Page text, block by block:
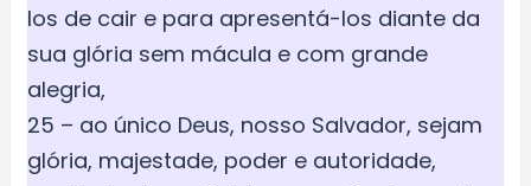
los de cair e para apresentá-los diante da
sua glória sem mácula e com grande
alegria,
25 – ao único Deus, nosso Salvador, sejam
glória, majestade, poder e autoridade,